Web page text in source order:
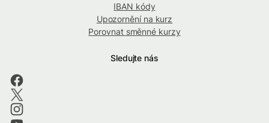
IBAN kódy
Upozornění na kurz
Porovnat směnné kurzy
Sledujte nás